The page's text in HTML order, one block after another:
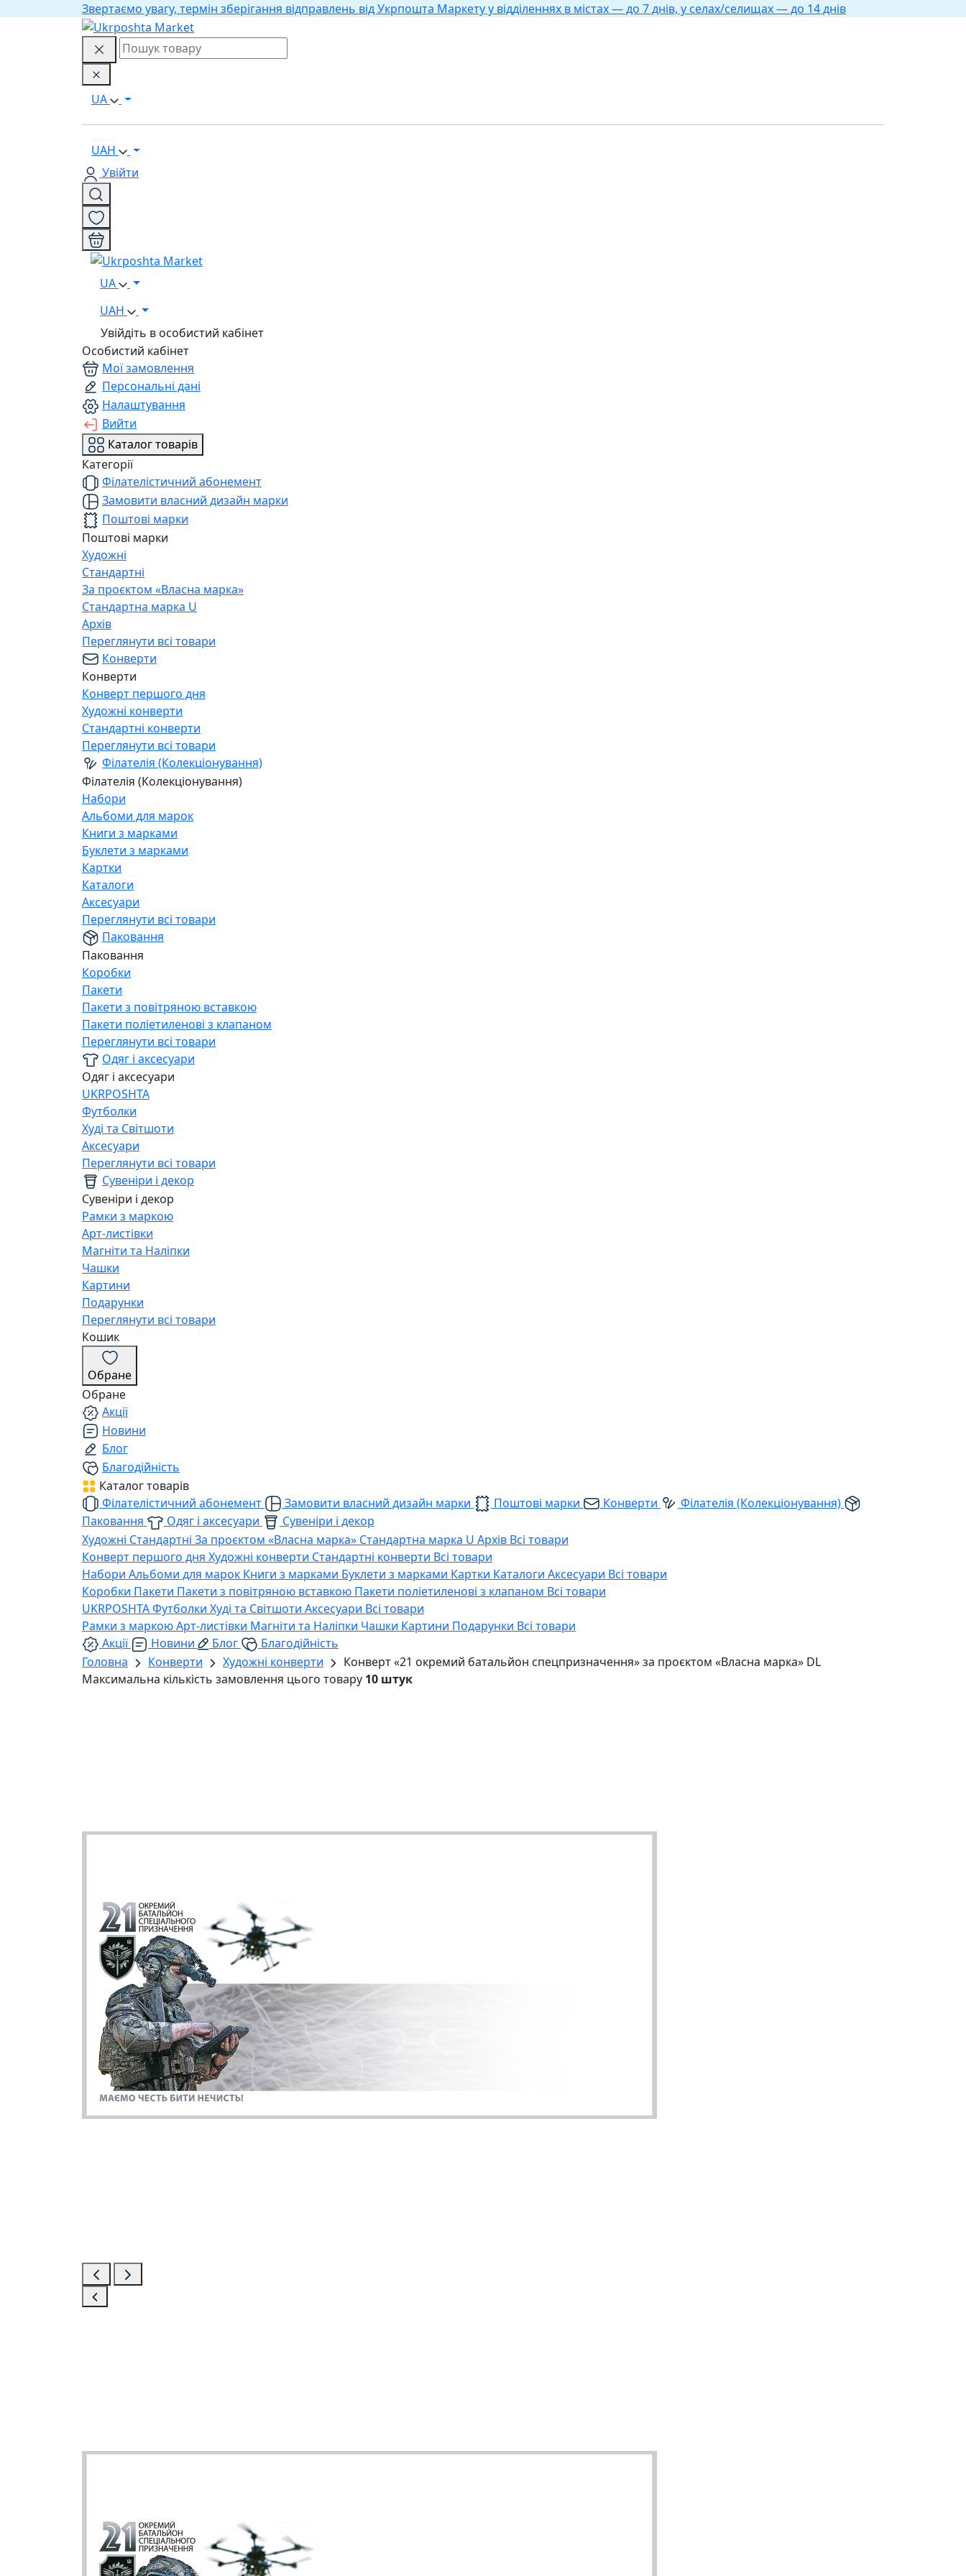
Звертаємо увагу, термін зберігання відправлень від Укрпошта Маркету у відділеннях в містах — до 7 днів, у селах/селищах — до 14 днів
UA
UAH
Увійти
UA
UAH
Увійдіть в особистий кабінет
Особистий кабінет
Мої замовлення
Персональні дані
Налаштування
Вийти
Каталог товарів
Категорії
Філателістичний абонемент
Замовити власний дизайн марки
Поштові марки
Поштові марки
Художні
Стандартні
За проєктом «Власна марка»
Стандартна марка U
Архів
Переглянути всі товари
Конверти
Конверти
Конверт першого дня
Художні конверти
Стандартні конверти
Переглянути всі товари
Філателія (Колекціонування)
Філателія (Колекціонування)
Набори
Альбоми для марок
Книги з марками
Буклети з марками
Картки
Каталоги
Аксесуари
Переглянути всі товари
Паковання
Паковання
Коробки
Пакети
Пакети з повітряною вставкою
Пакети поліетиленові з клапаном
Переглянути всі товари
Одяг і аксесуари
Одяг і аксесуари
UKRPOSHTA
Футболки
Худі та Світшоти
Аксесуари
Переглянути всі товари
Сувеніри і декор
Сувеніри і декор
Рамки з маркою
Арт-листівки
Магніти та Наліпки
Чашки
Картини
Подарунки
Переглянути всі товари
Кошик
Обране
Обране
Акції
Новини
Блог
Благодійність
Каталог товарів
Філателістичний абонемент
Замовити власний дизайн марки Поштові марки Конверти
Філателія (Колекціонування)
Паковання
Одяг і аксесуари
Сувеніри і декор
Художні Стандартні За проєктом «Власна марка» Стандартна марка U Архів Всі товари
Конверт першого дня Художні конверти Стандартні конверти Всі товари
Набори Альбоми для марок Книги з марками Буклети з марками Картки Каталоги Аксесуари Всі товари
Коробки Пакети Пакети з повітряною вставкою Пакети поліетиленові з клапаном Всі товари
UKRPOSHTAФутболки Худі та Світшоти Аксесуари Всі товари
Рамки з маркоюАрт-листівки Магніти та Наліпки Чашки Картини Подарунки Всі товари
Акції
Новини Блог
Благодійність
Головна
Конверти Художні конверти
Конверт «21 окремий батальйон спецпризначення» за проєктом «Власна марка» DL
Максимальна кількість замовлення цього товару 10 штук